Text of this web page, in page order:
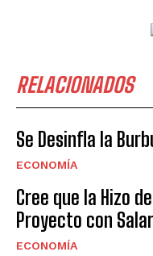
RELACIONADOS
Se Desinfla la
ECONOMÍA
Cree que la Hizo
Proyecto con
ECONOMÍA